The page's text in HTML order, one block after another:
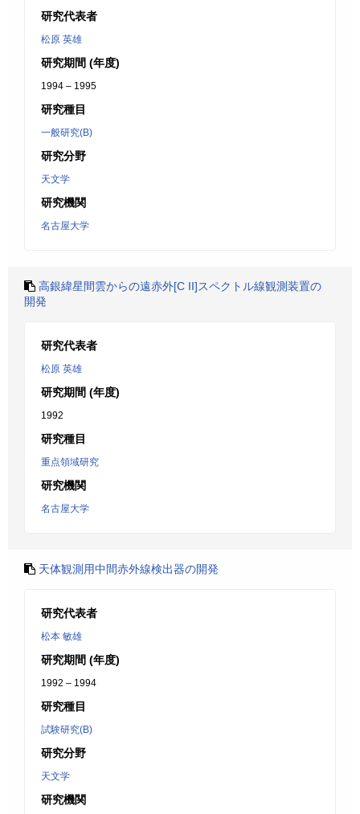
研究代表者
松原 英雄
研究期間 (年度)
1994 – 1995
研究種目
一般研究(B)
研究分野
天文学
研究機関
名古屋大学
高銀緯星間雲からの遠赤外[C II]スペクトル線観測装置の
開発
研究代表者
松原 英雄
研究期間 (年度)
1992
研究種目
重点領域研究
研究機関
名古屋大学
天体観測用中間赤外線検出器の開発
研究代表者
松本 敏雄
研究期間 (年度)
1992 – 1994
研究種目
試験研究(B)
研究分野
天文学
研究機関